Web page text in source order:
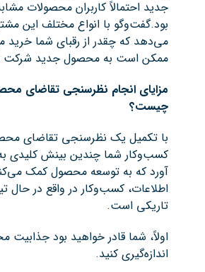
جدید احتمالاً کاربران محصولات
بود.گفت‌وگو با انواع مختلف این
می‌دهد که چقدر از رقبای شما خرید
ممکن است به محصول جدید شرکت
مزایای انجام نظرسنجی تقاضای
چیست؟
با تکمیل یک نظرسنجی تقاضای
کسب‌وکار شما چندین بینش کلیدی
آورد که به توسعه محصول کمک
اطلاعات، کسب‌وکار در واقع در حال
تاریکی است.
اولاً، شما قادر خواهید بود جذابیت
اندازه‌گیری کنید.